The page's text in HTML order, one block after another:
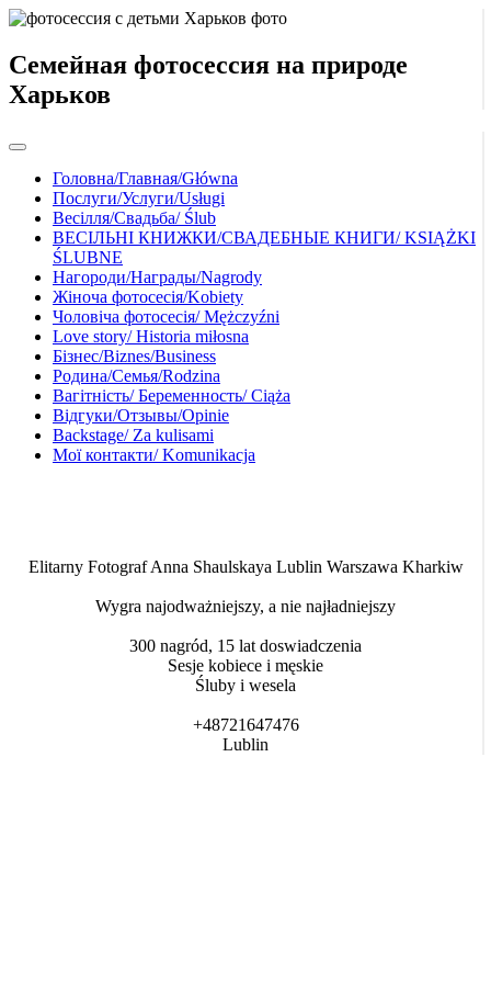
Семейная фотосессия на природе
Харьков
Головна/Главная/Główna
Послуги/Услуги/Usługi
Весілля/Свадьба/ Ślub
ВЕСІЛЬНІ КНИЖКИ/СВАДЕБНЫЕ КНИГИ/ KSIĄŻKI
ŚLUBNE
Нагороди/Награды/Nagrody
Жіноча фотосесія/Kobiety
Чоловіча фотосесія/ Mężczyźni
Love story/ Historia miłosna
Бізнес/Biznes/Business
Родина/Семья/Rodzina
Вагітність/ Беременность/ Ciąża
Відгуки/Отзывы/Opinie
Backstage/ Za kulisami
Мої контакти/ Komunikacja
Elitarny Fotograf Anna Shaulskaya Lublin Warszawa Kharkiw
Wygra najodważniejszy, a nie najładniejszy
300 nagród, 15 lat doswiadczenia
Sesje kobiece i męskie
Śluby i wesela
+48721647476
Lublin